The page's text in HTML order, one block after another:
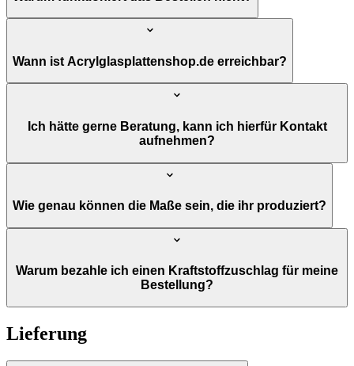
Wann ist Acrylglasplattenshop.de erreichbar?
Ich hätte gerne Beratung, kann ich hierfür Kontakt
aufnehmen?
Wie genau können die Maße sein, die ihr produziert?
Warum bezahle ich einen Kraftstoffzuschlag für meine
Bestellung?
Lieferung